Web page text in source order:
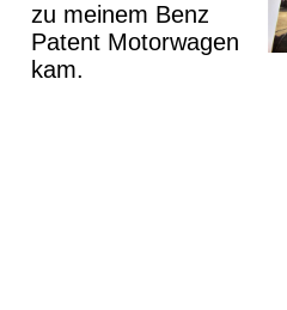
zu meinem Benz
Patent Motorwagen
kam.